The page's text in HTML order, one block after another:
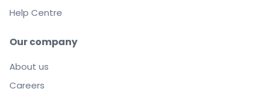
Our company
About us
Careers
Help Centre